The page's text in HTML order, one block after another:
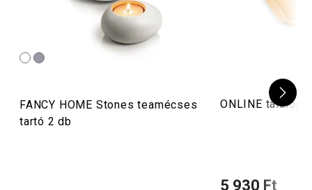
FANCY HOME Stones teamécses
tartó 2 db
ONLINE
5 930 Ft